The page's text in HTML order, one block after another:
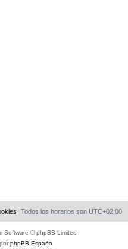
Todos los horarios son UTC+02:00
Software © phpBB Limited
phpBB España